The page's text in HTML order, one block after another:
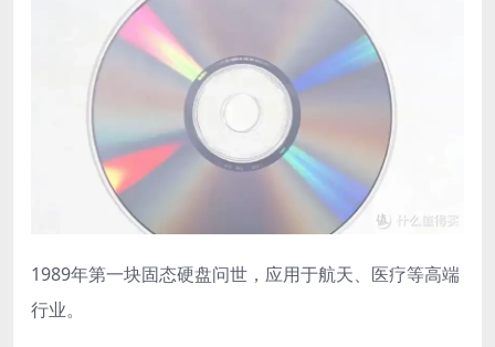
1989年第一块固态硬盘问世，应用于航天、医疗等高端
行业。